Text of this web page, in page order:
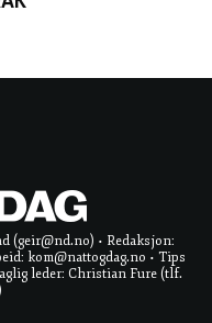
(geir@nd.no) • Redaksjon:
kom@nattogdag.no • Tips
leder: Christian Fure (tlf.